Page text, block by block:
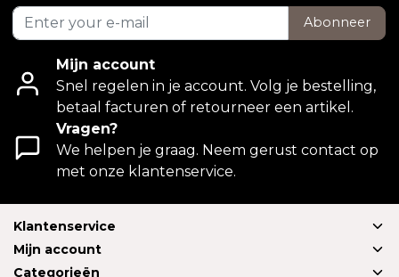
Abonneer
Mijn account
Snel regelen in je account. Volg je bestelling,
betaal facturen of retourneer een artikel.
Vragen?
We helpen je graag. Neem gerust contact op
met onze klantenservice.
Klantenservice
Mijn account
Categorieën